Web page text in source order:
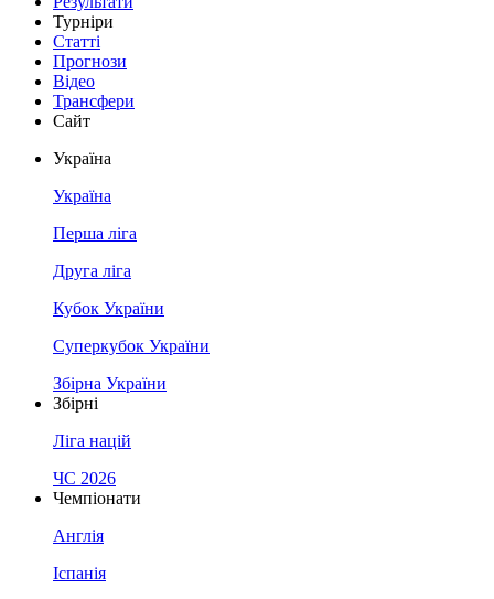
Турніри
Статті
Прогнози
Відео
Трансфери
Сайт
Україна
Україна
Перша ліга
Друга ліга
Кубок України
Суперкубок України
Збірна України
Збірні
Ліга націй
ЧС 2026
Чемпіонати
Англія
Іспанія